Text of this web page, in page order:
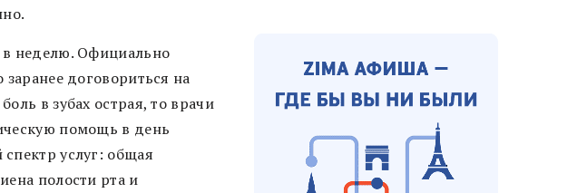
неделю. Официально
договориться на
в зубах острая, то врачи
помощь в день
услуг: общая
полости рта и